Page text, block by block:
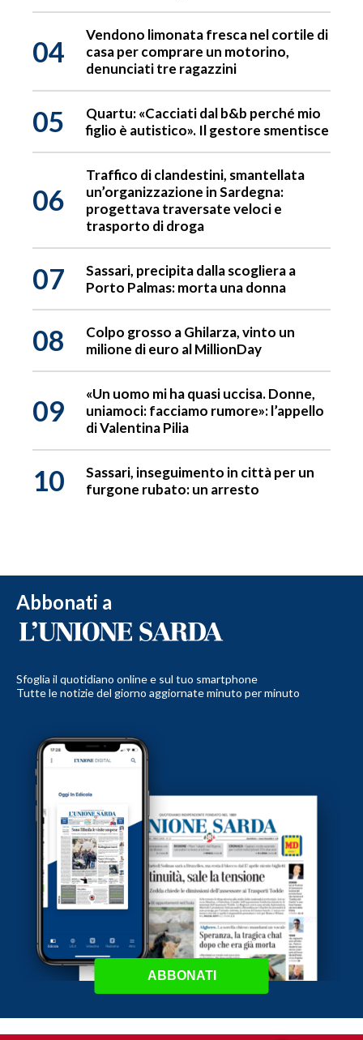
04
Vendono limonata fresca nel cortile di
casa per comprare un motorino,
denunciati tre ragazzini
05
Quartu: «Cacciati dal b&b perché mio
figlio è autistico». Il gestore smentisce
06
Traffico di clandestini, smantellata
un’organizzazione in Sardegna:
progettava traversate veloci e
trasporto di droga
07
Sassari, precipita dalla scogliera a
Porto Palmas: morta una donna
08
Colpo grosso a Ghilarza, vinto un
milione di euro al MillionDay
09
«Un uomo mi ha quasi uccisa. Donne,
uniamoci: facciamo rumore»: l’appello
di Valentina Pilia
10
Sassari, inseguimento in città per un
furgone rubato: un arresto
Abbonati a
Sfoglia il quotidiano online e sul tuo smartphone
Tutte le notizie del giorno aggiornate minuto per minuto
ABBONATI